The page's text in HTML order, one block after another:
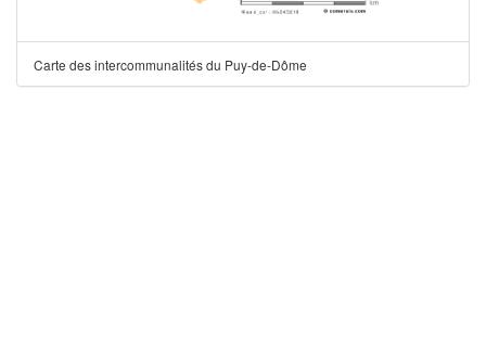
Carte des intercommunalités du Puy-de-Dôme